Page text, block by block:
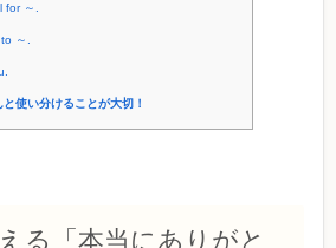
for ～.
～.
使い分けることが大切！
る「本当にありがと